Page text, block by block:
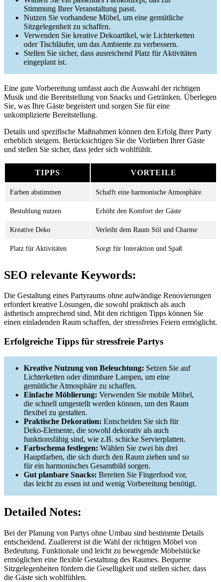
Stimmung Ihrer Veranstaltung passt.
Nutzen Sie vorhandene Möbel, um eine gemütliche
Sitzgelegenheit zu schaffen.
Verwenden Sie kreative Dekoartikel, wie Lichterketten
oder Tischläufer, um das Ambiente zu verbessern.
Stellen Sie sicher, dass ausreichend Platz für Aktivitäten
eingeplant ist.
Eine gute Vorbereitung umfasst auch die Auswahl der richtigen
Musik und die Bereitstellung von Snacks und Getränken. Überlegen
Sie, was Ihre Gäste begeistert und sorgen Sie für eine
unkomplizierte Bereitstellung.
Details und spezifische Maßnahmen können den Erfolg Ihrer Party
erheblich steigern. Berücksichtigen Sie die Vorlieben Ihrer Gäste
und stellen Sie sicher, dass jeder sich wohlfühlt.
TIPPS VORTEILE
Farben abstimmen Schafft eine harmonische Atmosphäre
Bestuhlung nutzen Erhöht den Komfort der Gäste
Kreative Deko Verleiht dem Raum Stil und Charme
Platz für Aktivitäten Sorgt für Interaktion und Spaß
SEO relevante Keywords:
Die Gestaltung eines Partyraums ohne aufwändige Renovierungen
erfordert kreative Lösungen, die sowohl praktisch als auch
ästhetisch ansprechend sind. Mit den richtigen Tipps können Sie
einen einladenden Raum schaffen, der stressfreies Feiern ermöglicht.
Erfolgreiche Tipps für stressfreie Partys
Kreative Nutzung von Beleuchtung: Setzen Sie auf
Lichterketten oder dimmbare Lampen, um eine
gemütliche Atmosphäre zu schaffen.
Einfache Möblierung: Verwenden Sie mobile Möbel,
die schnell umgestellt werden können, um den Raum
flexibel zu gestalten.
Praktische Dekoration: Entscheiden Sie sich für
Deko-Elemente, die sowohl dekorativ als auch
funktionsfähig sind, wie z.B. schicke Servierplatten.
Farbschema festlegen: Wählen Sie zwei bis drei
Hauptfarben, die sich durch den Raum ziehen und so
für ein harmonisches Gesamtbild sorgen.
Gut planbare Snacks: Bereiten Sie Fingerfood vor,
das leicht zu essen ist und wenig Vorbereitung benötigt.
Detailed Notes:
Bei der Planung von Partys ohne Umbau sind bestimmte Details
entscheidend. Zuallererst ist die Wahl der richtigen Möbel von
Bedeutung. Funktionale und leicht zu bewegende Möbelstücke
ermöglichen eine flexible Gestaltung des Raumes. Bequeme
Sitzgelegenheiten fördern die Geselligkeit und stellen sicher, dass
die Gäste sich wohlfühlen.